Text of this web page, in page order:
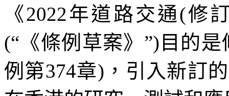
《2022年道路交通(修
(“《條例草案》”)目的
例第374章)，引入新訂